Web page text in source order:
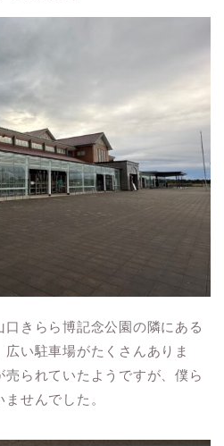
きらら博記念公園の隣にある
い駐車場がたくさんありま
られていたようですが、僕ら
せんでした。